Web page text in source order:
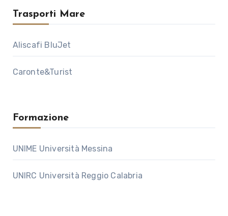
Trasporti Mare
Aliscafi BluJet
Caronte&Turist
Formazione
UNIME Università Messina
UNIRC Università Reggio Calabria